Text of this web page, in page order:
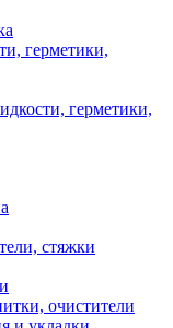
герметики,
герметики,
стяжки
очистители